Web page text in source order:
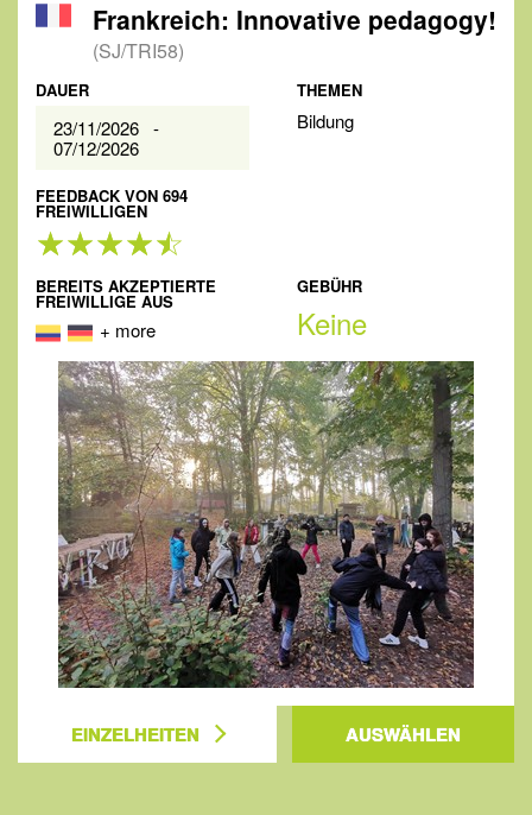
Frankreich: Innovative pedagogy!
(SJ/TRI58)
DAUER
23/11/2026 -
07/12/2026
FEEDBACK VON 694
FREIWILLIGEN
THEMEN
Bildung
BEREITS AKZEPTIERTE
FREIWILLIGE AUS
+ more
GEBÜHR
Keine
EINZELHEITEN AUSWÄHLEN